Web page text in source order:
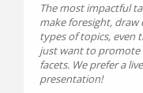
The most impactful
make foresight, draw
types of topics, even
just want to promote
facets. We prefer a
presentation!